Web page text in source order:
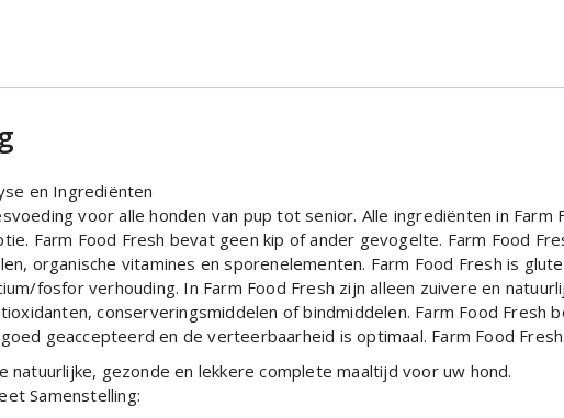
en Ingrediënten
voor alle honden van pup tot senior. Alle ingrediënten in
Farm Food Fresh bevat geen kip of ander gevogelte. Farm Food
organische vitamines en sporenelementen. Farm Food Fresh is
fosfor verhouding. In Farm Food Fresh zijn alleen zuivere en
conserveringsmiddelen of bindmiddelen. Farm Food
geaccepteerd en de verteerbaarheid is optimaal. Farm Food
natuurlijke, gezonde en lekkere complete maaltijd voor uw hond.
Samenstelling: